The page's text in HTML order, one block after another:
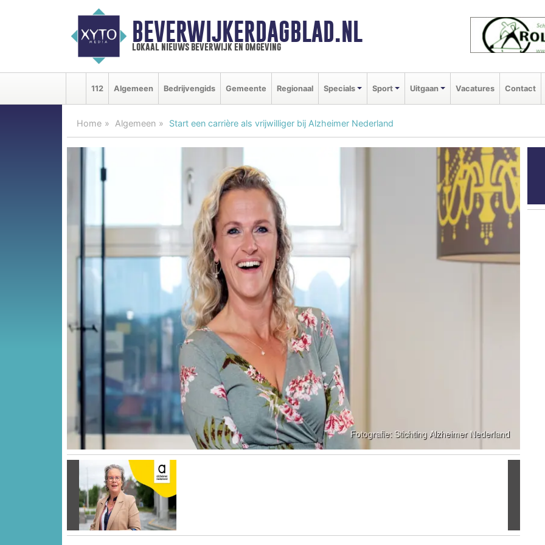
BEVERWIJKERDAGBLAD.NL
lokaal nieuws beverwijk en omgeving
112 Algemeen Bedrijvengids Gemeente Regionaal Specials Sport Uitgaan Vacatures Contact
Home Algemeen Start een carrière als vrijwilliger bij Alzheimer Nederland
Vorige